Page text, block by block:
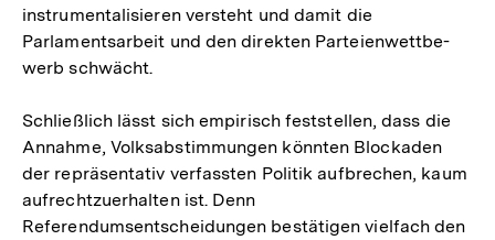
instrumentalisieren versteht und damit die
Parlamentsarbeit und den direkten Parteien­wettbe­
werb schwächt.
Schließlich lässt sich empirisch feststellen, dass die
Annahme, Volksabstimmungen könnten Blockaden
der repräsentativ verfassten Politik aufbrechen, kaum
aufrechtzuerhalten ist. Denn
Referendumsentscheidungen bestätigen vielfach den